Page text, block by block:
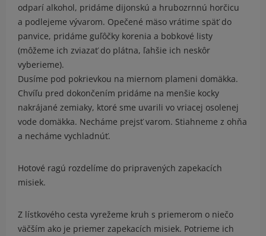
odparí alkohol, pridáme dijonskú a hrubozrnnú horčicu
a podlejeme vývarom. Opečené mäso vrátime späť do
panvice, pridáme guľôčky korenia a bobkové listy
(môžeme ich zviazať do plátna, ľahšie ich neskôr
vyberieme).
Dusíme pod pokrievkou na miernom plameni domäkka.
Chvíľu pred dokončením pridáme na menšie kocky
nakrájané zemiaky, ktoré sme uvarili vo vriacej osolenej
vode domäkka. Necháme prejsť varom. Stiahneme z ohňa
a necháme vychladnúť.
Hotové ragú rozdelíme do pripravených zapekacích
misiek.
Z lístkového cesta vyrežeme kruh s priemerom o niečo
väčším ako je priemer zapekacích misiek. Potrieme ich